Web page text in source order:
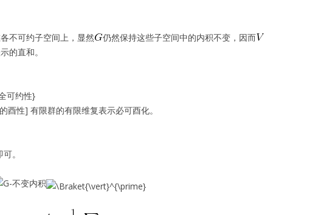
不可约子空间上，显然
仍然保持这些子空间中的内积不变，因而
的直和。
可约性}
性] 有限群的有限维复表示必可酉化。
。
不变内积